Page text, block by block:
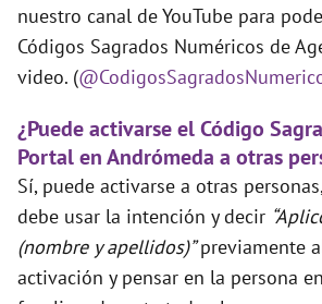
nuestro canal de YouTube para
Códigos Sagrados Numéricos de
video. (
¿Puede activarse el Código
Portal en Andrómeda a otras
Sí, puede activarse a otras
debe usar la intención y decir
(nombre y apellidos)”previamente
activación y pensar en la persona